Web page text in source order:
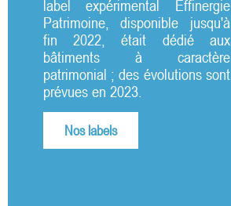
label expérimental Effinergie
Patrimoine, disponible jusqu'à
fin 2022, était dédié aux
bâtiments à caractère
patrimonial ; des évolutions sont
prévues en 2023.
Nos labels